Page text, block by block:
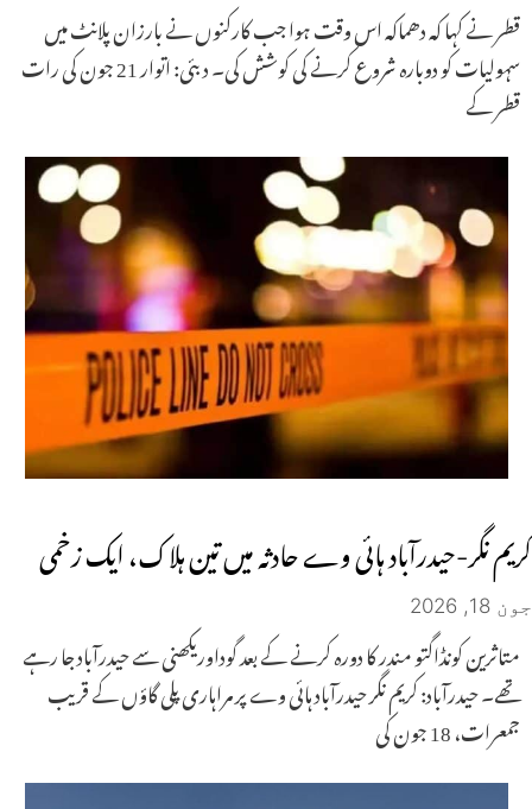
قطر نے کہا کہ دھماکہ اس وقت ہوا جب کارکنوں نے بارزان پلانٹ میں
سہولیات کو دوبارہ شروع کرنے کی کوشش کی۔ دبئی: اتوار 21 جون کی رات
قطر کے
کریم نگر-حیدرآباد ہائی وے حادثہ میں تین ہلاک، ایک زخمی
جون 18, 2026
متاثرین کونڈاگتو مندر کا دورہ کرنے کے بعد گوداوریکھنی سے حیدرآباد جا رہے
تھے۔ حیدرآباد: کریم نگر حیدرآباد ہائی وے پر مراہاری پلی گاؤں کے قریب
جمعرات، 18 جون کی